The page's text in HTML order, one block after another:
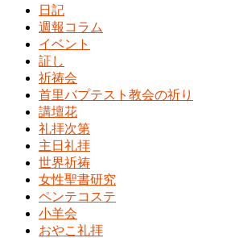
日記
週報コラム
イベント
証し
祈祷会
首里バプテスト教会の祈り
講壇花
礼拝次第
主日礼拝
世界祈祷
女性聖書研究
ペンテコステ
小羊会
おやこ礼拝